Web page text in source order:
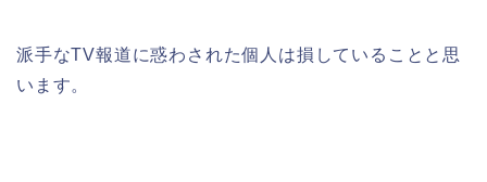
派手なTV報道に惑わされた個人は損していることと思
います。